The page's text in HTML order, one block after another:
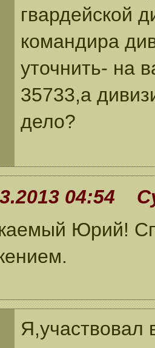
гвардейской
командира
уточнить- на
35733,а
дело?
04:54
Юрий!
Я,участвовал